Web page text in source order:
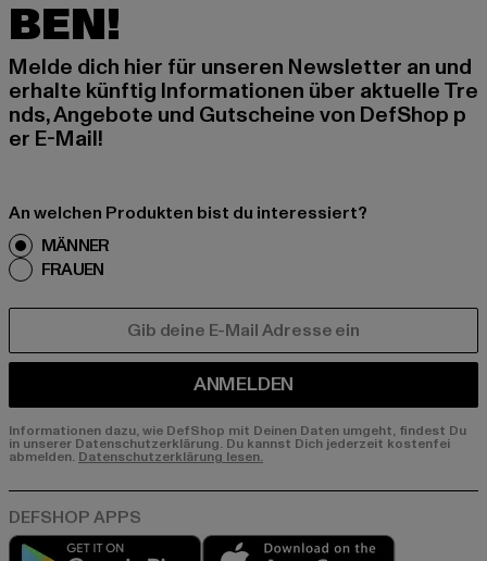
BEN!
Melde dich hier für unseren Newsletter an und
erhalte künftig Informationen über aktuelle Tre
nds, Angebote und Gutscheine von DefShop p
er E-Mail!
An welchen Produkten bist du interessiert?
MÄNNER
FRAUEN
ANMELDEN
Informationen dazu, wie DefShop mit Deinen Daten umgeht, findest Du
in unserer Datenschutzerklärung. Du kannst Dich jederzeit kostenfei
abmelden. Datenschutzerklärung lesen.
Play market